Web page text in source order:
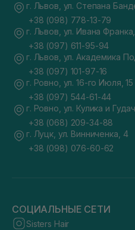
г. Львов, ул. Степана
+38 (098) 778-13-79
г. Львов, ул. Ивана
+38 (097) 611-95-94
г. Львов, ул. Академика
+38 (097) 101-97-16
г. Ровно, ул. 16-го Июля, 15
+38 (097) 544-61-44
г. Ровно, ул. Кулика и
+38 (068) 209-34-88
г. Луцк, ул. Винниченка, 4
+38 (098) 076-60-62
СОЦИАЛЬНЫЕ СЕТИ
Sisters Hair